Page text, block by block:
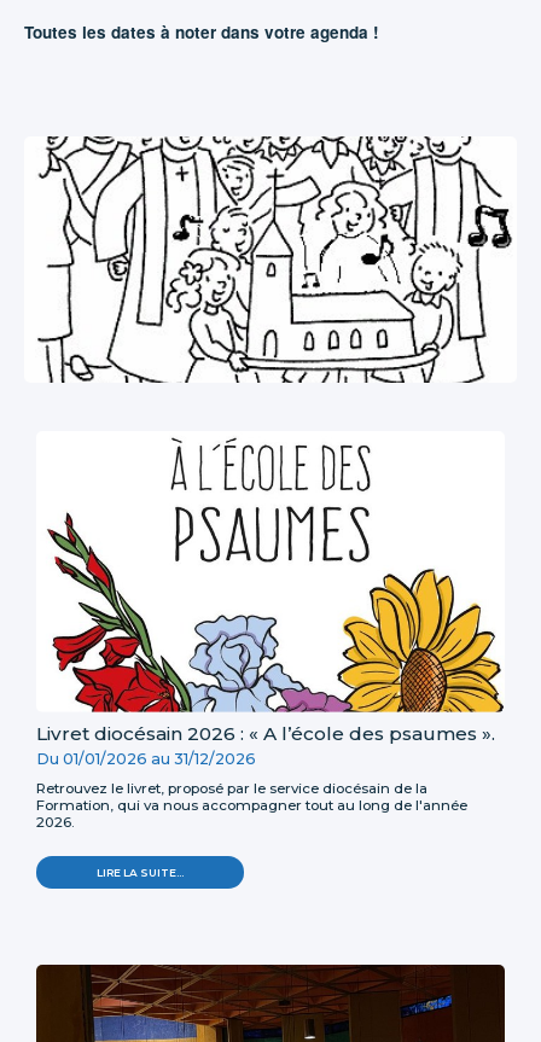
Toutes les dates à noter dans votre agenda !
Livret diocésain 2026 : « A l’école des psaumes ».
Du 01/01/2026 au 31/12/2026
Retrouvez le livret, proposé par le service diocésain de la
Formation, qui va nous accompagner tout au long de l'année
2026.
LIRE LA SUITE…